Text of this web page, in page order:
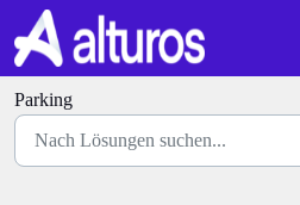
Zum hauptsächlichen Inhalt gehen
Parking